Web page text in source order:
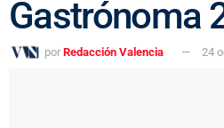
Gastrónoma
por Redacción Valencia 24